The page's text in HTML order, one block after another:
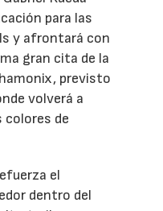
para las
y afrontará con
gran cita de la
previsto
volverá a
colores de
el
dentro del